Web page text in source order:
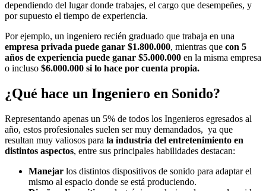
dependiendo del lugar donde trabajes, el cargo que desempeñes, y
por supuesto el tiempo de experiencia.
Por ejemplo, un ingeniero recién graduado que trabaja en una
empresa privada puede ganar $1.800.000, mientras que con 5
años de experiencia puede ganar $5.000.000 en la misma empresa
o incluso $6.000.000 si lo hace por cuenta propia.
¿Qué hace un Ingeniero en Sonido?
Representando apenas un 5% de todos los Ingenieros egresados al
año, estos profesionales suelen ser muy demandados, ya que
resultan muy valiosos para la industria del entretenimiento en
distintos aspectos, entre sus principales habilidades destacan:
Manejar los distintos dispositivos de sonido para adaptar el
mismo al espacio donde se está produciendo.